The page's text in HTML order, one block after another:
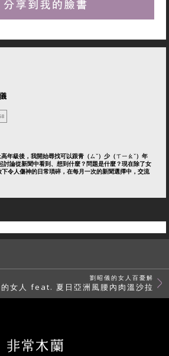
年級後，我開始尋找可以跟青（ㄙˇ）少（ㄒㄧㄠˇ）年
討論從新聞中看到、想到什麼？問題是什麼？現在除了女
令人傷神的日常瑣碎，在每月一次的新聞選擇中，交流
劉昭儀的女人百憂解
女人 feat. 夏日亞洲風腰內肉溫沙拉